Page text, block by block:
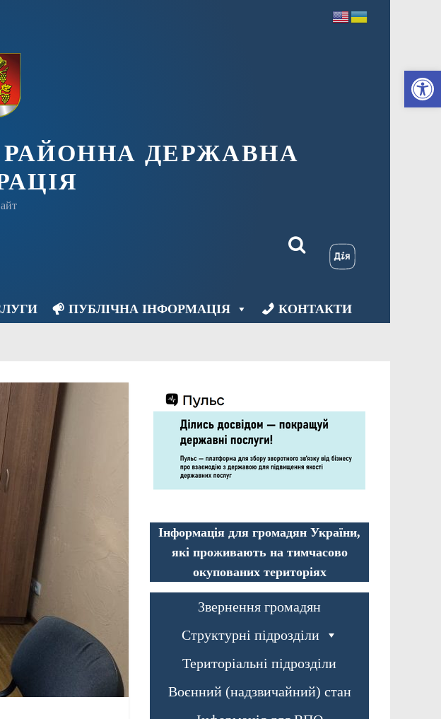
РАЙОННА ДЕРЖАВНА
ПУБЛІЧНА ІНФОРМАЦІЯ КОНТАКТИ
Інформація для громадян України,
які проживають на тимчасово
окупованих територіях
Звернення громадян
Структурні підрозділи
Територіальні підрозділи
Воєнний (надзвичайний) стан